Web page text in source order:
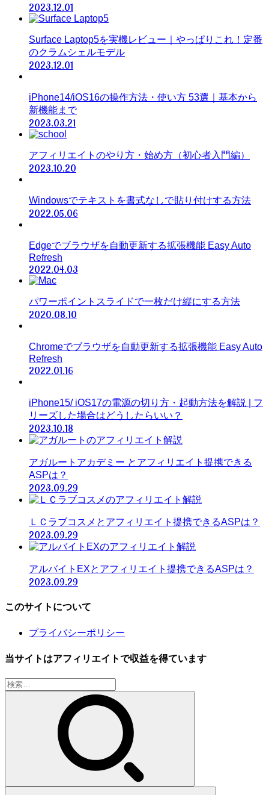
2023.12.01
Surface Laptop5を実機レビュー｜やっぱりこれ！定番
のクラムシェルモデル
2023.12.01
iPhone14/iOS16の操作方法・使い方 53選｜基本から
新機能まで
2023.03.21
アフィリエイトのやり方・始め方（初心者入門編）
2023.10.20
Windowsでテキストを書式なしで貼り付けする方法
2022.05.06
Edgeでブラウザを自動更新する拡張機能 Easy Auto
Refresh
2022.04.03
パワーポイントスライドで一枚だけ縦にする方法
2020.08.10
Chromeでブラウザを自動更新する拡張機能 Easy Auto
Refresh
2022.01.16
iPhone15/ iOS17の電源の切り方・起動方法を解説 | フ
リーズした場合はどうしたらいい？
2023.10.18
アガルートアカデミー とアフィリエイト提携できる
ASPは？
2023.09.29
ＬＣラブコスメとアフィリエイト提携できるASPは？
2023.09.29
アルバイトEXとアフィリエイト提携できるASPは？
2023.09.29
このサイトについて
プライバシーポリシー
当サイトはアフィリエイトで収益を得ています
検
索: